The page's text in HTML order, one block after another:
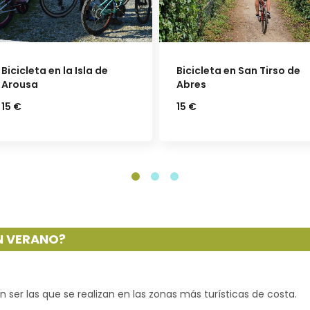
Bicicleta en San Tirso de
Abres
15 €
Parque de aventuras en
Marín
19 €
VERANO?
ser las que se realizan en las zonas más turísticas de costa.